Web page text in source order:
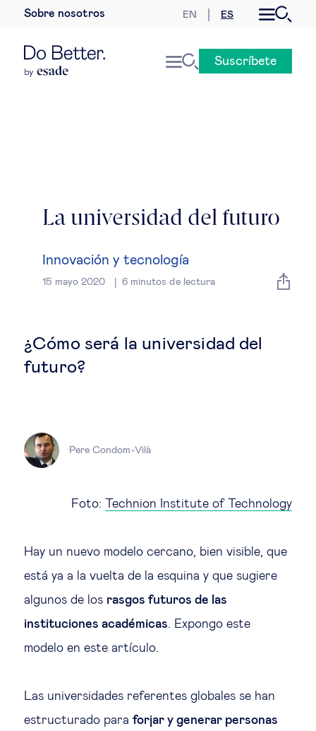
Sobre nosotros EN ES
Economía internacional
Derecho empresarial
Mujeres & negocios
transformación digital
Datos & ciencias del comportamiento
Tecnología jurídica
Suscríbete
La universidad del futuro
Innovación y tecnología
15 mayo 2020 6minutos de lectura
¿Cómo será la universidad del
futuro?
Pere Condom-Vilà
Foto: Technion Institute of Technology
Hay un nuevo modelo cercano, bien visible, que
está ya a la vuelta de la esquina y que sugiere
algunos de los rasgos futuros de las
instituciones académicas. Expongo este
modelo en este artículo.
Las universidades referentes globales se han
estructurado para forjar y generar personas